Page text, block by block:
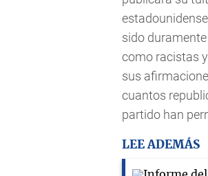
sido
como racistas
sus
cuantos
partido han
LEE ADEMÁS